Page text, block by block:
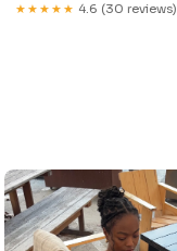
★★★★★ 4.6 (30 reviews)